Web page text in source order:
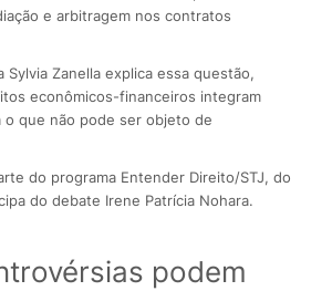
e arbitragem nos contratos
Sylvia Zanella explica essa questão,
econômicos-financeiros integram
o que não pode ser objeto de
do programa Entender Direito/STJ, do
do debate Irene Patrícia Nohara.
podem